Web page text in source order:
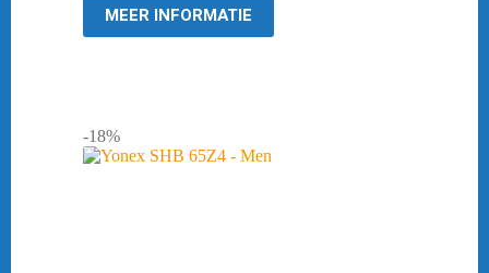
MEER INFORMATIE
-18%